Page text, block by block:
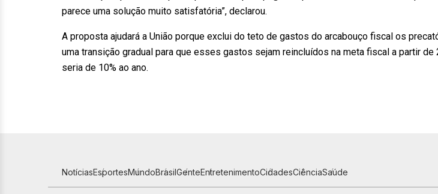
parece uma solução muito satisfatória”, declarou.
A proposta ajudará a União porque exclui do teto de gastos do arcabouço fiscal os
uma transição gradual para que esses gastos sejam reincluídos na meta fiscal a partir de
seria de 10% ao ano.
NotíciasEsportesMundoBrasilGenteEntretenimentoCidadesCiênciaSaúde